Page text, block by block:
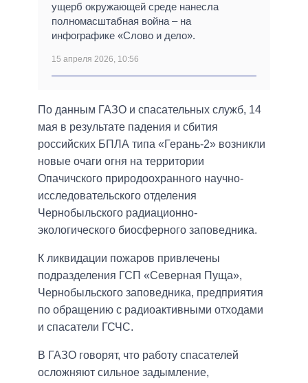
ущерб окружающей среде нанесла
полномасштабная война – на
инфографике «Слово и дело».
15 апреля 2026, 10:56
По данным ГАЗО и спасательных служб, 14
мая в результате падения и сбития
российских БПЛА типа «Герань-2» возникли
новые очаги огня на территории
Опачичского природоохранного научно-
исследовательского отделения
Чернобыльского радиационно-
экологического биосферного заповедника.
К ликвидации пожаров привлечены
подразделения ГСП «Северная Пуща»,
Чернобыльского заповедника, предприятия
по обращению с радиоактивными отходами
и спасатели ГСЧС.
В ГАЗО говорят, что работу спасателей
осложняют сильное задымление,